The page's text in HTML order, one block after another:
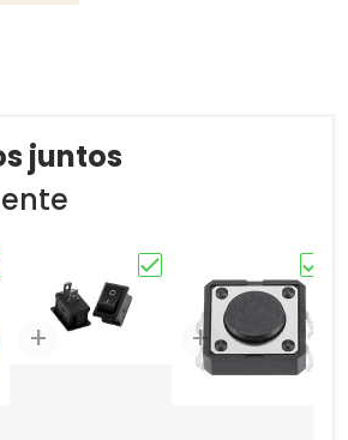
juntos
"POTENCIÓMETRO SENCILLO
Elige "MINI SWITCHElige